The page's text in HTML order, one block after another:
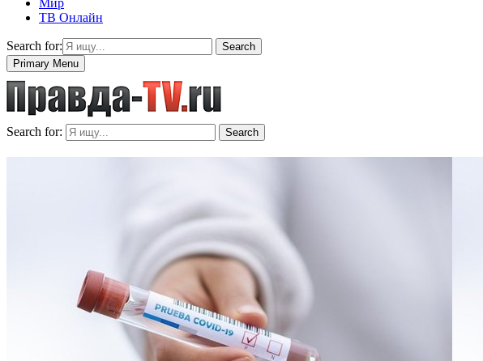
Мир
ТВ Онлайн
Search for:
Search
Primary Menu
Search for: Search